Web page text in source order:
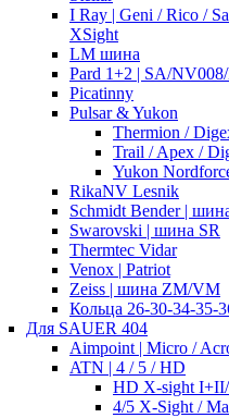
I Ray | Geni / Rico /
XSight
LM шина
Pard 1+2 | SA/
Picatinny
Pulsar & Yukon
Thermion /
Trail / Apex /
Yukon
RikaNV Lesnik
Schmidt Bender |
Swarovski | шина SR
Thermtec Vidar
Venox | Patriot
Zeiss | шина ZM/VM
Кольца 26-30-34-35-
Для SAUER 404
Aimpoint | Micro /
ATN | 4 / 5 / HD
HD X-sight
4/5 X-Sight /